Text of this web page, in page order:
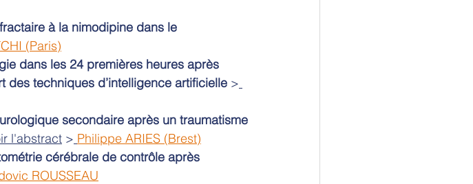
à la nimodipine dans le
(Paris)
dans les 24 premières heures après
des techniques d’intelligence artificielle >
secondaire après un traumatisme
l'abstract > Philippe ARIES (Brest)
cérébrale de contrôle après
ROUSSEAU